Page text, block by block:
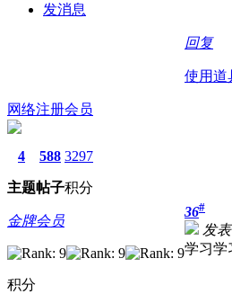
发消息
回复
使用道
网络注册会员
4
主题
588
帖子
3297
积分
金牌会员
积分
36#
发
学习学